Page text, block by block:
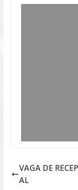
VAGA DE
AL